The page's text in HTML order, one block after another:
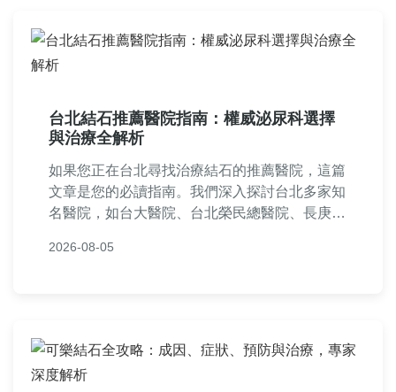
台北結石推薦醫院指南：權威泌尿科選擇
與治療全解析
如果您正在台北尋找治療結石的推薦醫院，這篇
文章是您的必讀指南。我們深入探討台北多家知
名醫院，如台大醫院、台北榮民總醫院、長庚醫
度、治療成功率及費用。內容包括體外震波碎
防到治療全面掌握。無論是急性發作或定期追
蹤，都能找到最佳解決方案。
2026-08-05